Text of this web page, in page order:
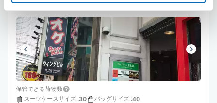
大概6.7個台階要爬才能搭電梯上樓，若有太重的行李可能
需要斟酌一下，除此之外都很棒～
保管できる荷物数
スーツケースサイズ :30 バッグサイズ :40